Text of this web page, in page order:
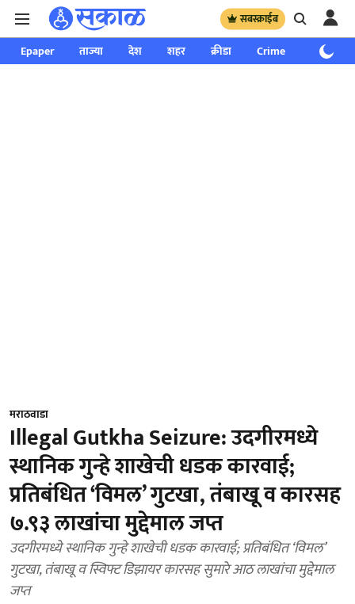
सबस्क्राईब
Epaper ताज्या देश शहर क्रीडा Crime साप्ताहिक
मराठवाडा
Illegal Gutkha Seizure: उदगीरमध्ये
स्थानिक गुन्हे शाखेची धडक कारवाई;
प्रतिबंधित ‘विमल’ गुटखा, तंबाखू व कारसह
७.९३ लाखांचा मुद्देमाल जप्त
उदगीरमध्ये स्थानिक गुन्हे शाखेची धडक कारवाई; प्रतिबंधित ‘विमल’
गुटखा, तंबाखू व स्विफ्ट डिझायर कारसह सुमारे आठ लाखांचा मुद्देमाल
जप्त